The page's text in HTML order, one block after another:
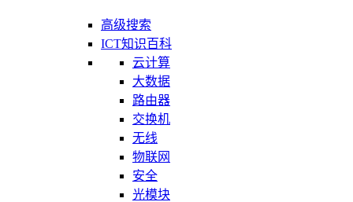
高级搜索
ICT知识百科
云计算
大数据
路由器
交换机
无线
物联网
安全
光模块